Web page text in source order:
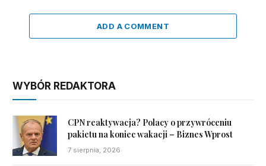
ADD A COMMENT
WYBÓR REDAKTORA
CPN reaktywacja? Polacy o przywróceniu
pakietu na koniec wakacji – Biznes Wprost
7 sierpnia, 2026